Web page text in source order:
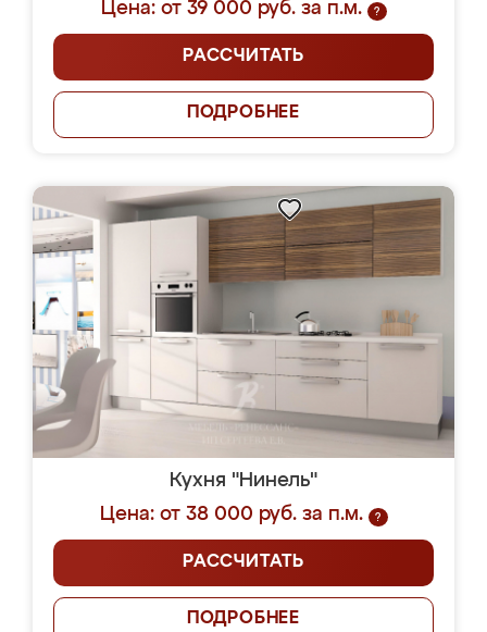
Цена: от 39 000 руб. за п.м.
?
РАССЧИТАТЬ
ПОДРОБНЕЕ
Кухня "Нинель"
Цена: от 38 000 руб. за п.м.
?
РАССЧИТАТЬ
ПОДРОБНЕЕ